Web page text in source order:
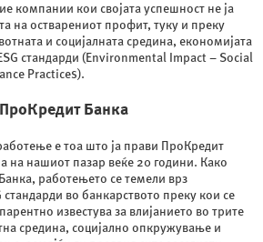
компании кои својата успешност не ја
на остварениот профит, туку и преку
и социјалната средина, економијата
стандарди (Environmental Impact – Social
Practices).
ПроКредит Банка
е тоа што ја прави ПроКредит
на нашиот пазар веќе 20 години. Како
работењето се темели врз
во банкарството преку кои се
известува за влијанието во трите
средина, социјално опкружување и